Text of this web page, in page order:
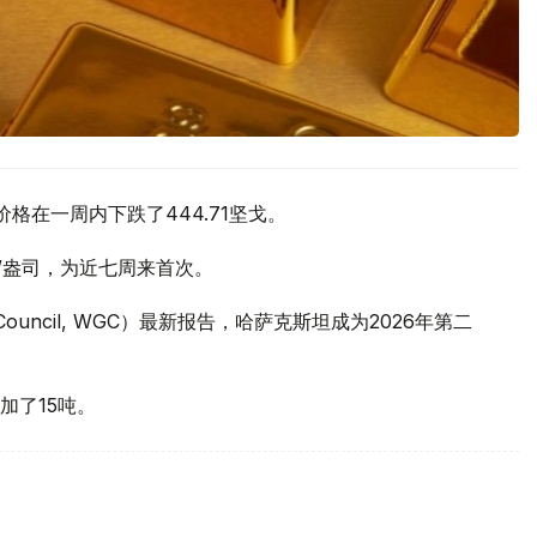
在一周内下跌了444.71坚戈。
司，为近七周来首次。
WGC）最新报告，哈萨克斯坦成为2026年第二
了15吨。